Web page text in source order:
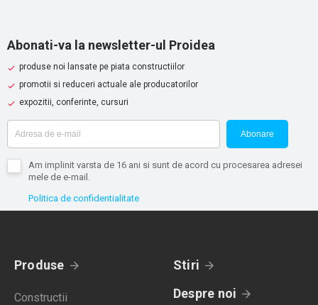
Abonati-va la newsletter-ul Proidea
produse noi lansate pe piata constructiilor
promotii si reduceri actuale ale producatorilor
expozitii, conferinte, cursuri
Abonare
Am implinit varsta de 16 ani si sunt de acord cu procesarea adresei
mele de e-mail.
Politica de confidentialitate
Produse
Constructii
Stiri
Despre noi